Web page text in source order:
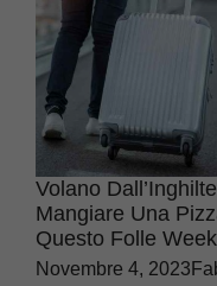
Volano
Mangiare Una
Questo Folle
Novembre 4, 2023